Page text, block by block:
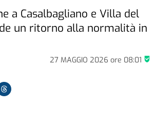
27 MAGGIO 2026 ore 08:01
a Casalbagliano e Villa del
un ritorno alla normalità in